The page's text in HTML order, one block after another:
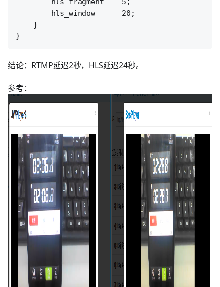
        hls_fragment    5;
        hls_window      20;
    }
结论：RTMP延迟2秒，HLS延迟24秒。
参考：